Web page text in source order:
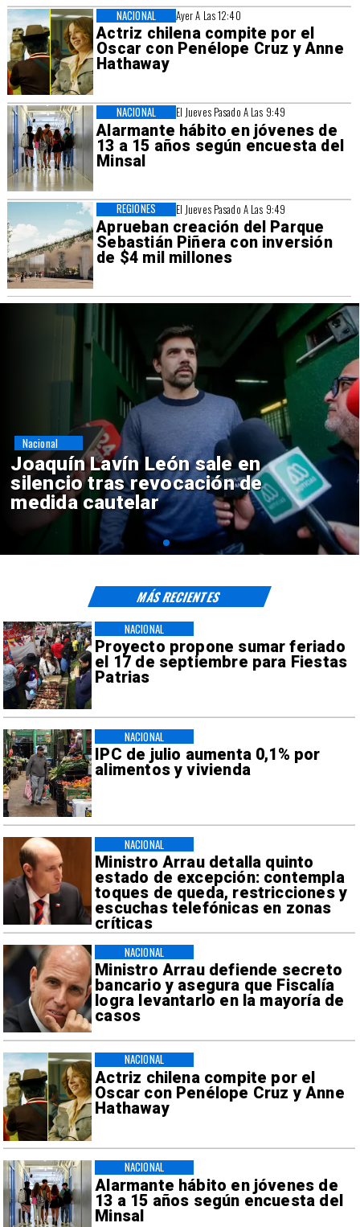
Ayer A Las 12:40
Actriz chilena compite por el
Oscar con Penélope Cruz y Anne
Hathaway
NACIONAL
El Jueves Pasado A Las 9:49
Alarmante hábito en jóvenes de
13 a 15 años según encuesta del
Minsal
NACIONAL
El Jueves Pasado A Las 9:49
Aprueban creación del Parque
Sebastián Piñera con inversión
de $4 mil millones
REGIONES
Chile y Venezuela formalizan
reinicio de relaciones
consulares
Nacional
Proyecto propone sumar feriado
el 17 de septiembre para Fiestas
Patrias
NACIONAL
IPC de julio aumenta 0,1% por
alimentos y vivienda
NACIONAL
Ministro Arrau detalla quinto
estado de excepción: contempla
toques de queda, restricciones y
escuchas telefónicas en zonas
críticas
NACIONAL
Ministro Arrau defiende secreto
bancario y asegura que Fiscalía
logra levantarlo en la mayoría de
casos
NACIONAL
Actriz chilena compite por el
Oscar con Penélope Cruz y Anne
Hathaway
NACIONAL
Alarmante hábito en jóvenes de
13 a 15 años según encuesta del
Minsal
NACIONAL
MÁS RECIENTES